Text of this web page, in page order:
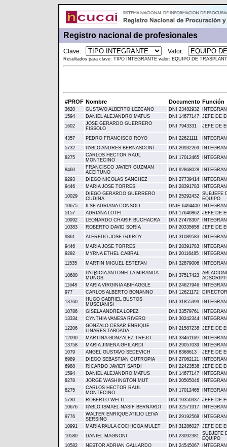
Registro nacional de profesionales
Clave: Valor:
Resultados para clave: TIPO INTEGRANTE valor: EQUIPO DE
#PROF Nombre Documento Función
3620 GUSTAVO ALBERTO LEZCANO DNI 23482932
1594
DANIEL ALEJANDRO MATUS DNI 14677147
JEFE DE
1602
JOSE GERARDO GUERRERO
FISSOLO
DNI 7943331 JEFE DE
4357 PEDRO FRANCISCO ROYO DNI 22621111
5732
PABLO ANDRES BERNASCONI DNI 20932269
8275
CARLOS HECTOR RAUL
MONTECINO
DNI 17012465
8460
FRANCISCO JAVIER GUZMAN
ACEITUNO
DNI 92868028
9293
DIEGO NICOLAS SANCHEZ DNI 27739414
9446
MARIA JOSE TORRES DNI 28391783
10029
DIEGO GERARDO GUERRERO
CUDINA
DNI 25292432
SUBJEFE
EQUIPO
10675
ILSE ADRIANA CONSOLI DNIF 6494400
5157
ADRIANA LOTFI DNI 17640862
JEFE DE
10992
LEONARDO CHARIF BUCHACRA DNI 27478307
10383
ROBERTO DAVID SORIA DNI 20335658
JEFE DE
9861
ALFREDO JOSE GUIROY DNI 31089583
9446
MARIA JOSE TORRES DNI 28391783
9292
MYRNA ETHEL CABRAL DNI 20116485
11535
MARTIN MIGUEL ESTEFAN DNI 32879006
10680
PATRICIA ANTONELLA MIRANDA
MUÑOS
DNI 37517423
11648
MARIA VIRGINIA ABIHAGGLE DNI 24627946
977
CARLOS ALBERTO BONANNO DNI 12621172
13760
HUGO GABRIEL BUSTOS
MUSCIANISI
DNI 31855399
10786
GISELA ANDREA LOPEZ DNI 33579761
13334
CYNTHIA VANESA RIVERO DNI 30242344
12206
GONZALO CESAR ENRIQUE
LINARES TABOADA
DNI 21587238
JEFE DE
12090
MARTINA GONZALEZ TREJO DNI 33461169
13758
MARIA JIMENA GHILARDI DNI 29057039
1079
ANGEL GUSTAVO SEDEVICH DNI 8368613
JEFE DE
6989
DIEGO SEBASTIAN CUTROPIA DNI 27062121
6988
RICARDO JAVIER SARDI DNI 22423536
JEFE DE
1594
DANIEL ALEJANDRO MATUS DNI 14677147
8278
JORGE WASHINGTON MUT DNI 20505046
8275
CARLOS HECTOR RAUL
MONTECINO
DNI 17012465
5730
ROBERTO WELTI DNI 10350337
JEFE DE
10676
PABLO ISMAEL NASIF BERNARDI DNI 32571917
9776
WALTER ENRIQUE ATILIO LEIVA
SERSING
DNI 29192568
10991
MARIA PAULA COCHICOA MULET DNI 31286027
JEFE DE
10580
DANIEL MAGNONI DNI 23092381
SUBJEFE
EQUIPO
10582
NESTOR ADRIAN GALLARDO DNI 24545067